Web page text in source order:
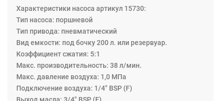
тормозом. Для дополнительной фиксации бочки
используется цепь. Тележка оснащена пластиной для
стационарного крепления насоса.). Эти комплекты
передвижных маслораздатчиков разработаны для
удовлетворения любых потребностей эффективной
раздачи, основанной на бесшумных и безотказных
насосах 3:1 двойного действия. Подходят для
проведения ремонта и обслуживания техники в
промышленности, в отраслях: автомобильной, морской,
Характеристики насоса артикул 15730:
Тип насоса: поршневой
Тип привода: пневматический
Вид емкости: под бочку 200 л. или резервуар.
Коэффициент сжатия: 5:1
Макс. производительность: 38 л/мин.
Макс. давление воздуха: 1,0 МПа
Подключение воздуха: 1/4" BSP (F)
Выход масла: 3/4" BSP (F)